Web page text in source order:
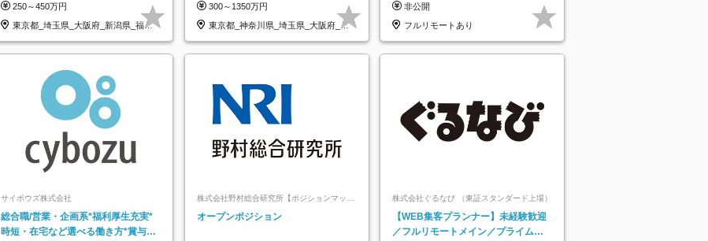
250～450万円
東京都_埼玉県_大阪府_新潟県_福岡
県
300～1350万円
東京都_神奈川県_埼玉県_大阪府_愛
知県…
託
非公開
フルリモートあり
サイボウズ株式会社
総合職/営業・企画系*福利厚生充実*
時短・在宅など選べる働き方*賞与年
株式会社野村総合研究所【ポジションマッチ
オープンポジション
株式会社ぐるなび （東証スタンダード上場）
【WEB集客プランナー】未経験歓迎
／フルリモートメイン／プライム上